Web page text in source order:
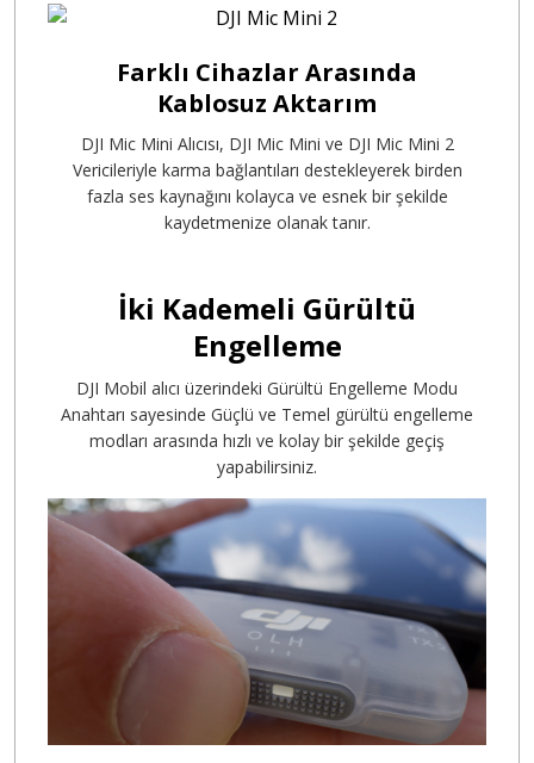
Farklı Cihazlar Arasında
Kablosuz Aktarım
DJI Mic Mini Alıcısı, DJI Mic Mini ve DJI Mic Mini 2
Vericileriyle karma bağlantıları destekleyerek birden
fazla ses kaynağını kolayca ve esnek bir şekilde
kaydetmenize olanak tanır.
İki Kademeli Gürültü
Engelleme
DJI Mobil alıcı üzerindeki Gürültü Engelleme Modu
Anahtarı sayesinde Güçlü ve Temel gürültü engelleme
modları arasında hızlı ve kolay bir şekilde geçiş
yapabilirsiniz.